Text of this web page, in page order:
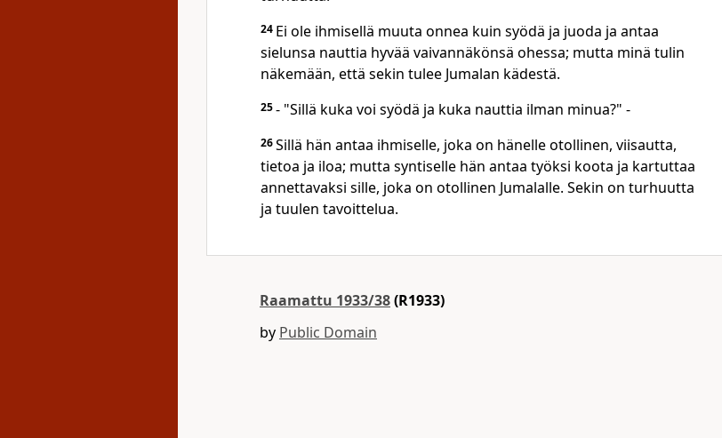
24 Ei ole ihmisellä muuta onnea kuin syödä ja juoda ja antaa
sielunsa nauttia hyvää vaivannäkönsä ohessa; mutta minä tulin
näkemään, että sekin tulee Jumalan kädestä.
25- "Sillä kuka voi syödä ja kuka nauttia ilman minua?" -
26Sillä hän antaa ihmiselle, joka on hänelle otollinen, viisautta,
tietoa ja iloa; mutta syntiselle hän antaa työksi koota ja kartuttaa
annettavaksi sille, joka on otollinen Jumalalle. Sekin on turhuutta
ja tuulen tavoittelua.
Raamattu 1933/38(R1933)
by Public Domain